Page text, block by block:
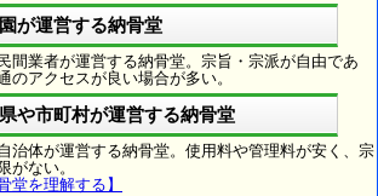
が運営する納骨堂
間業者が運営する納骨堂。宗旨・宗派が自由であ
のアクセスが良い場合が多い。
や市町村が運営する納骨堂
治体が運営する納骨堂。使用料や管理料が安く、宗
がない。
堂を理解する】